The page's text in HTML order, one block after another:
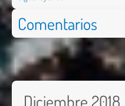
Comentarios
Diciembre 2018